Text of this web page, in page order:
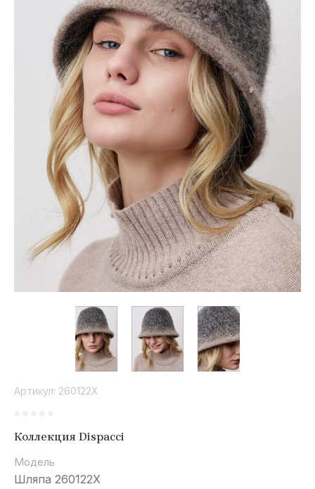
Коллекция
Paola
Belleza
Артикул: 260122X
Коллекция Dispacci
Модель
Шляпа 260122X